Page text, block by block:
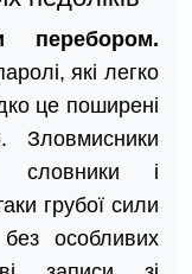
перебором.
які легко
це поширені
Зловмисники
словники і
грубої сили
особливих